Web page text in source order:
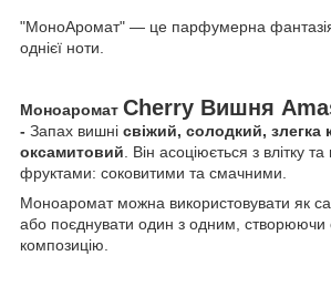
"МоноАромат" — це парфумерна фантазія
однієї ноти.
Моноаромат Cherry Вишня
- Запах вишні свіжий, солодкий, злегка
оксамитовий . Він асоціюється з влітку
фруктами: соковитими та смачними.
Моноаромат можна використовувати як
або поєднувати один з одним, створюючи
композицію.